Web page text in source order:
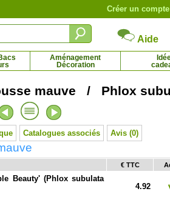
Créer un compte
Aide
Aménagement
Décoration
mauve / Phlox
Catalogues associés Avis (0)
€ TTC
Beauty' (Phlox subulata
4.92